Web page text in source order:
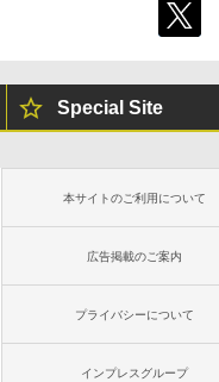
Special Site
本サイトのご利用について
広告掲載のご案内
プライバシーについて
インプレスグループ